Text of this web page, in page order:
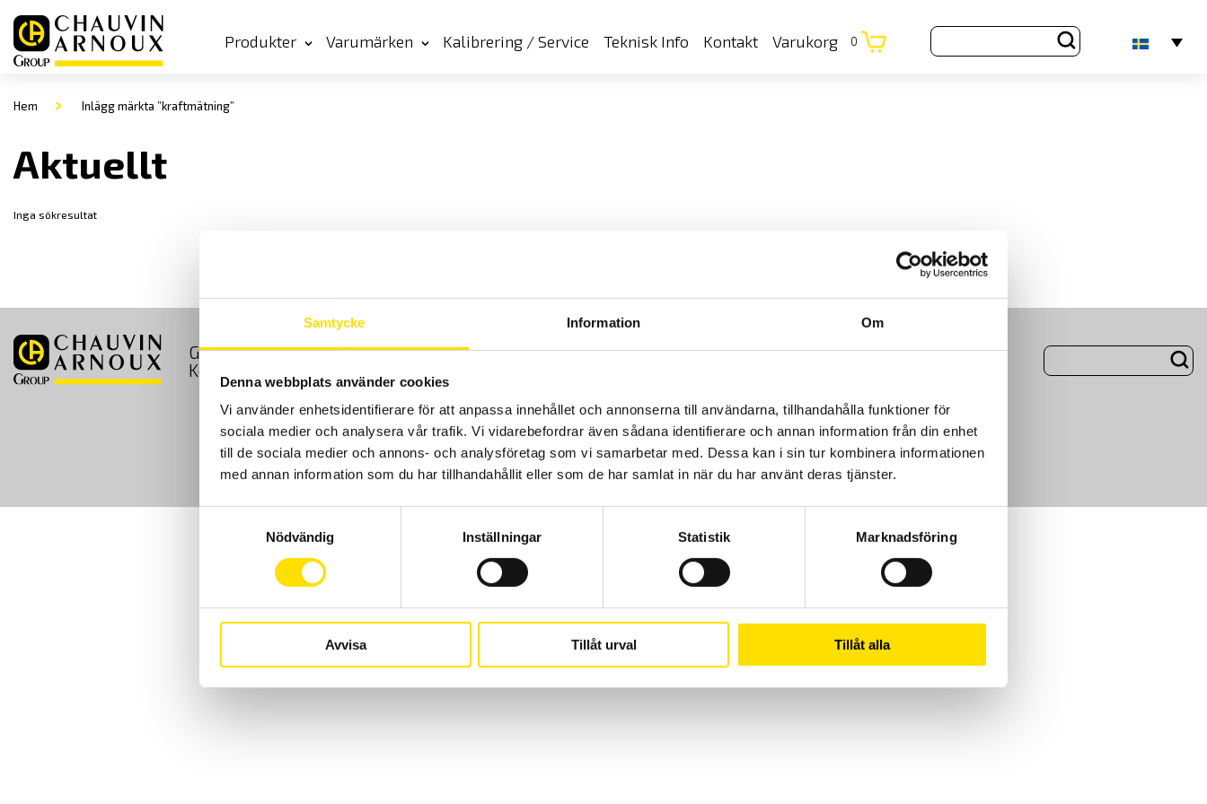
Samtycke Information Om
Denna webbplats använder cookies
Vi använder enhetsidentifierare för att anpassa innehållet och annonserna till användarna, tillhandahålla funktioner för
sociala medier och analysera vår trafik. Vi vidarebefordrar även sådana identifierare och annan information från din enhet
till de sociala medier och annons- och analysföretag som vi samarbetar med. Dessa kan i sin tur kombinera informationen
med annan information som du har tillhandahållit eller som de har samlat in när du har använt deras tjänster.
Nödvändig
Inställningar Statistik Marknadsföring
Avvisa Tillåt urval Tillåt alla
Produkter Varumärken Kalibrering / Service Teknisk Info Kontakt Varukorg 0
Hem Inlägg märkta ”kraftmätning”
Aktuellt
Inga sökresultat
GDPR Köpvillkor Cookies Klagomål Kundundersökning
Om Oss
Kontakt
CA Mätsystem AB
Sjöflygvägen 35
183 62 Täby
08-50 52 68 00
info@camatsystem.com